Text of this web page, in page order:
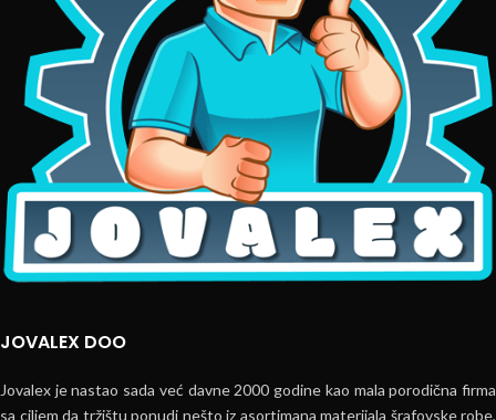
JOVALEX DOO
Jovalex je nastao sada već davne 2000 godine kao mala porodična firma
sa ciljem da tržištu ponudi nešto iz asortimana materijala šrafovske robe,